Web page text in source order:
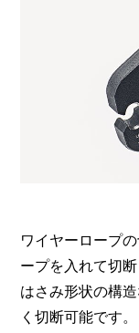
ワイヤーロープ
ープを入れて切断
はさみ形状の構
く切断可能です。